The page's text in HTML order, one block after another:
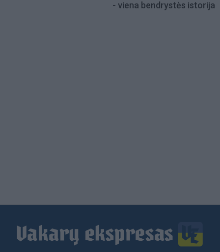
- viena bendrystės istorija